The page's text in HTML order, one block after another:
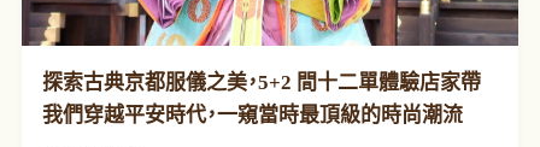
探索古典京都服儀之美，5+2 間十二單體驗店家帶
我們穿越平安時代，一窺當時最頂級的時尚潮流